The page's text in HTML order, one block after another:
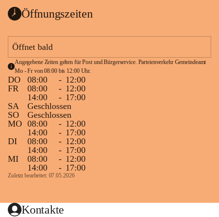
Öffnungszeiten
Öffnet bald
Angegebene Zeiten gelten für Post und Bürgerservice. Parteienverkehr Gemeindeamt
Mo - Fr von 08:00 bis 12:00 Uhr.
DO 08:00 - 12:00
FR
08:00 - 12:00
14:00
- 17:00
SA
Geschlossen
SO
Geschlossen
MO 08:00 - 12:00
14:00
- 17:00
DI
08:00 - 12:00
14:00
- 17:00
MI
08:00 - 12:00
14:00
- 17:00
Zuletzt bearbeitet: 07.05.2026
Kontakte